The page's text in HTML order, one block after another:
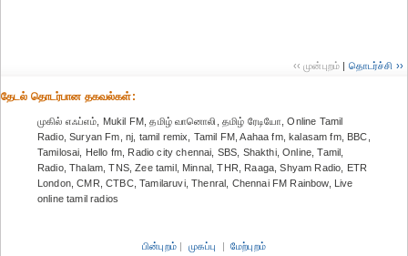
‹‹ முன்புறம் | தொடர்ச்சி ››
தேட‌ல் தொட‌ர்பான தகவ‌ல்க‌ள்:
முகில் எஃப்எம், Mukil FM, தமிழ் வானொலி, தமிழ் ரேடியோ, Online Tamil
Radio, Suryan Fm, nj, tamil remix, Tamil FM, Aahaa fm, kalasam fm, BBC,
Tamilosai, Hello fm, Radio city chennai, SBS, Shakthi, Online, Tamil,
Radio, Thalam, TNS, Zee tamil, Minnal, THR, Raaga, Shyam Radio, ETR
London, CMR, CTBC, Tamilaruvi, Thenral, Chennai FM Rainbow, Live
online tamil radios
பின்புறம் | முகப்பு | மேற்புறம்